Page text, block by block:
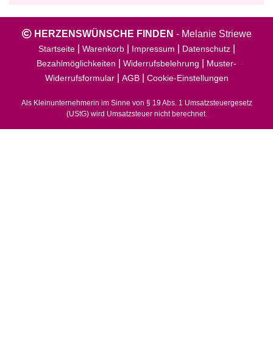
HERZENSWÜNSCHE FINDEN - Melanie Striewe
Startseite| Warenkorb| Impressum Datenschutz|
Bezahlmöglichkeiten Widerrufsbelehrung
Muster-
Widerrufsformular| AGB| Cookie-Einstellungen
Als Kleinunternehmerin im Sinne von § 19 Abs. 1 Umsatzsteuergesetz
(UStG) wird Umsatzsteuer nicht berechnet.